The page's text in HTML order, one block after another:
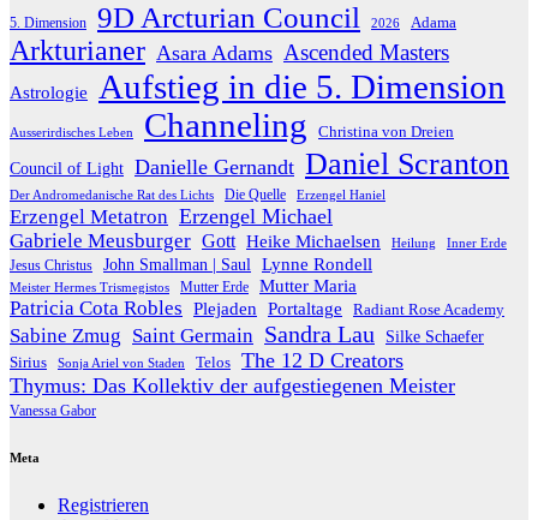
5. Dimension 9D Arcturian Council 2026 Adama
Arkturianer Asara Adams Ascended Masters
Astrologie Aufstieg in die 5. Dimension
Ausserirdisches Leben Channeling Christina von Dreien
Council of Light Danielle Gernandt Daniel Scranton
Der Andromedanische Rat des Lichts Die Quelle Erzengel Haniel
Erzengel Metatron Erzengel Michael
Gabriele Meusburger Gott Heike Michaelsen Heilung Inner Erde
Jesus Christus John Smallman | Saul Lynne Rondell
Meister Hermes Trismegistos Mutter Erde Mutter Maria
Patricia Cota Robles Plejaden Portaltage Radiant Rose Academy
Sabine Zmug Saint Germain Sandra Lau Silke Schaefer
Sirius Sonja Ariel von Staden Telos The 12 D Creators
Thymus: Das Kollektiv der aufgestiegenen Meister
Vanessa Gabor
Meta
Registrieren